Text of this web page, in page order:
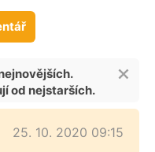
od nejstarších.
25. 10. 2020 09:15